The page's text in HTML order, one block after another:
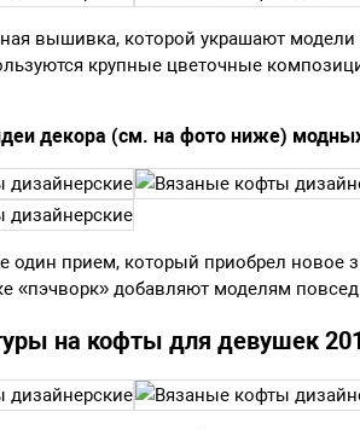
вышивка, которой украшают
крупные цветочные
декора (см. на фото ниже)
один прием, который приобрел новое
«пэчворк» добавляют моделям
на кофты для девушек